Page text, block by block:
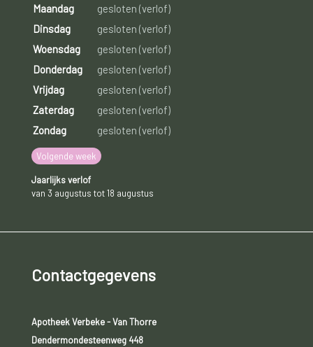
Maandag
gesloten (verlof)
Dinsdag
gesloten (verlof)
Woensdag
gesloten (verlof)
Donderdag
gesloten (verlof)
Vrijdag
gesloten (verlof)
Zaterdag
gesloten (verlof)
Zondag
gesloten (verlof)
Volgende week
Jaarlijks verlof
van 3 augustus tot 18 augustus
Contactgegevens
Apotheek Verbeke - Van Thorre
Dendermondesteenweg 448